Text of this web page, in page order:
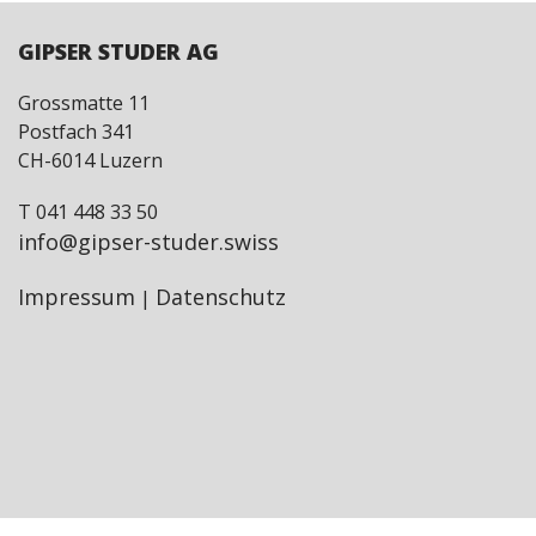
GIPSER STUDER AG
Grossmatte 11
Postfach 341
CH-6014 Luzern
T 041 448 33 50
info@gipser-studer.swiss
Impressum | Datenschutz